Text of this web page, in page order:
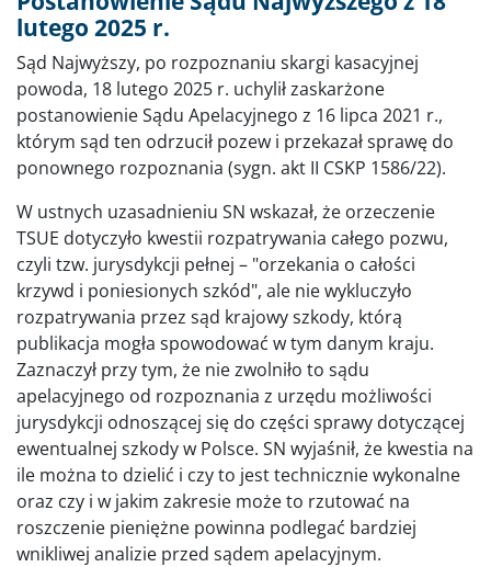
lutego 2025 r.
Sąd Najwyższy, po rozpoznaniu skargi kasacyjnej
powoda, 18 lutego 2025 r. uchylił zaskarżone
postanowienie Sądu Apelacyjnego z 16 lipca 2021 r.,
którym sąd ten odrzucił pozew i przekazał sprawę do
ponownego rozpoznania (sygn. akt II CSKP 1586/22).
W ustnych uzasadnieniu SN wskazał, że orzeczenie
TSUE dotyczyło kwestii rozpatrywania całego pozwu,
czyli tzw. jurysdykcji pełnej – "orzekania o całości
krzywd i poniesionych szkód", ale nie wykluczyło
rozpatrywania przez sąd krajowy szkody, którą
publikacja mogła spowodować w tym danym kraju.
Zaznaczył przy tym, że nie zwolniło to sądu
apelacyjnego od rozpoznania z urzędu możliwości
jurysdykcji odnoszącej się do części sprawy dotyczącej
ewentualnej szkody w Polsce. SN wyjaśnił, że kwestia na
ile można to dzielić i czy to jest technicznie wykonalne
oraz czy i w jakim zakresie może to rzutować na
roszczenie pieniężne powinna podlegać bardziej
wnikliwej analizie przed sądem apelacyjnym.